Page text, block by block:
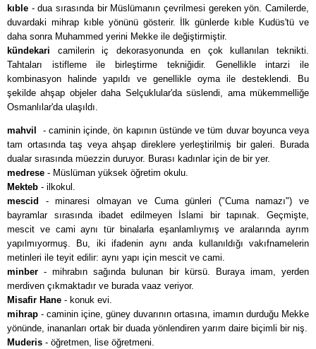
kıble - dua sırasında bir Müslümanın çevrilmesi gereken yön. Camilerde,
duvardaki mihrap kıble yönünü gösterir. İlk günlerde kıble Kudüs'tü ve
daha sonra Muhammed yerini Mekke ile değiştirmiştir.
kündekari camilerin iç dekorasyonunda en çok kullanılan teknikti.
Tahtaları istifleme ile birleştirme tekniğidir. Genellikle intarzi ile
kombinasyon halinde yapıldı ve genellikle oyma ile desteklendi. Bu
şekilde ahşap objeler daha Selçuklular'da süslendi, ama mükemmelliğe
Osmanlılar'da ulaşıldı.
mahvil - caminin içinde, ön kapının üstünde ve tüm duvar boyunca veya
tam ortasında taş veya ahşap direklere yerleştirilmiş bir galeri. Burada
dualar sırasında müezzin duruyor. Burası kadınlar için de bir yer.
medrese - Müslüman yüksek öğretim okulu.
Mekteb - ilkokul.
mescid - minaresi olmayan ve Cuma günleri ("Cuma namazı") ve
bayramlar sırasında ibadet edilmeyen İslami bir tapınak. Geçmişte,
mescit ve cami aynı tür binalarla eşanlamlıymış ve aralarında ayrım
yapılmıyormuş. Bu, iki ifadenin aynı anda kullanıldığı vakıfnamelerin
metinleri ile teyit edilir: aynı yapı için mescit ve cami.
minber- mihrabın sağında bulunan bir kürsü. Buraya imam, yerden
merdiven çıkmaktadır ve burada vaaz veriyor.
Misafir Hane - konuk evi.
mihrap - caminin içine, güney duvarının ortasına, imamın durduğu Mekke
yönünde, inananları ortak bir duada yönlendiren yarım daire biçimli bir niş.
Muderis - öğretmen, lise öğretmeni.